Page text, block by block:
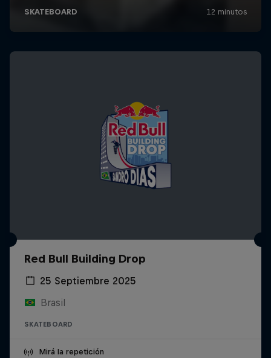
Red Bull Building Drop
25 Septiembre 2025
Brasil
SKATEBOARD
Mirá la repetición